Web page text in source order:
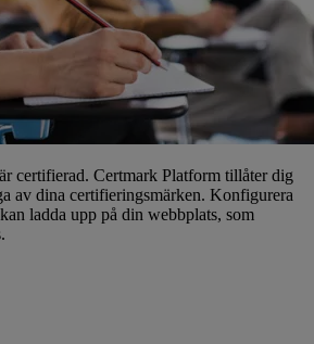
certifierad. Certmark Platform tillåter dig
av dina certifieringsmärken. Konfigurera
ladda upp på din webbplats, som